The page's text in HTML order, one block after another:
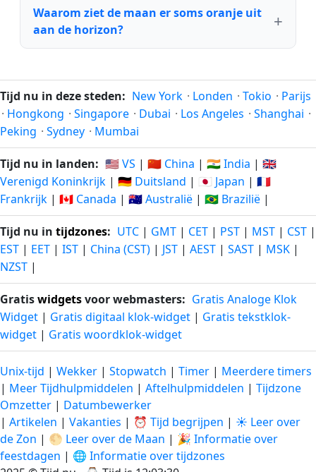
Waarom ziet de maan er soms oranje uit
aan de horizon?
Tijd nu in deze steden: New York · Londen · Tokio · Parijs
· Hongkong · Singapore · Dubai · Los Angeles · Shanghai ·
Peking · Sydney · Mumbai
Tijd nu in landen: 🇺🇸 VS | 🇨🇳 China | 🇮🇳 India | 🇬🇧
Verenigd Koninkrijk | 🇩🇪 Duitsland | 🇯🇵 Japan | 🇫🇷
Frankrijk | 🇨🇦 Canada | 🇦🇺 Australië | 🇧🇷 Brazilië |
Tijd nu in tijdzones: UTC | GMT | CET | PST | MST | CST |
EST | EET | IST | China (CST) | JST | AEST | SAST | MSK |
NZST |
Gratiswidgetsvoor webmasters: Gratis Analoge Klok
Widget | Gratis digitaal klok-widget | Gratis tekstklok-
widget | Gratis woordklok-widget
Unix-tijd | Wekker | Stopwatch | Timer | Meerdere timers
| Meer Tijdhulpmiddelen | Aftelhulpmiddelen | Tijdzone
Omzetter | Datumbewerker
| Artikelen | Vakanties | ⏰ Tijd begrijpen | ☀️ Leer over
de Zon | 🌕 Leer over de Maan | 🎉 Informatie over
feestdagen | 🌐 Informatie over tijdzones